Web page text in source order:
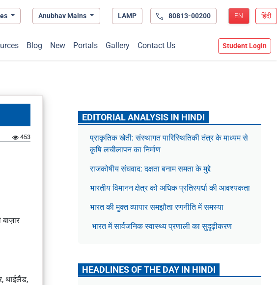
Anubhav Mains LAMP 80813-00200 EN हिंदी
Blog New Portals Gallery Contact Us Student Login
453
थाईलैंड,
EDITORIAL ANALYSIS IN HINDI
प्राकृतिक खेती: संस्थागत पारिस्थितिकी तंत्र के माध्यम से
कृषि लचीलापन का निर्माण
राजकोषीय संघवाद: दक्षता बनाम समता के मुद्दे
भारतीय विमानन क्षेत्र को अधिक प्रतिस्पर्धा की आवश्यकता
भारत की मुक्त व्यापार समझौता रणनीति में समस्या
भारत में सार्वजनिक स्वास्थ्य प्रणाली का सुदृढ़ीकरण
HEADLINES OF THE DAY IN HINDI